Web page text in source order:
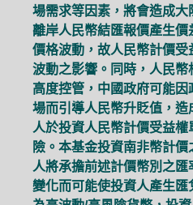
場需求等因素，將會造成
離岸人民幣結匯報價產生
價格波動，故人民幣計價
波動之影響。同時，人民
高度控管，中國政府可能
場而引導人民幣升貶值，
人於投資人民幣計價受益
險。本基金投資南非幣計
人將承擔前述計價幣別之
變化而可能使投資人產生